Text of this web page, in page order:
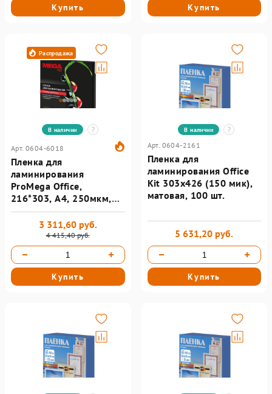
Купить Купить
Распродажа
В наличии
Арт. 0604-6018
Пленка для
ламинирования
ProMega Office,
216*303, А4, 250мкм,
100шт/уп
4 415,40 руб.
3 311,60 руб.
Купить
В наличии
Арт. 0604-2161
Пленка для
ламинирования Office
Kit 303х426 (150 мик),
матовая, 100 шт.
5 631,20 руб.
Купить